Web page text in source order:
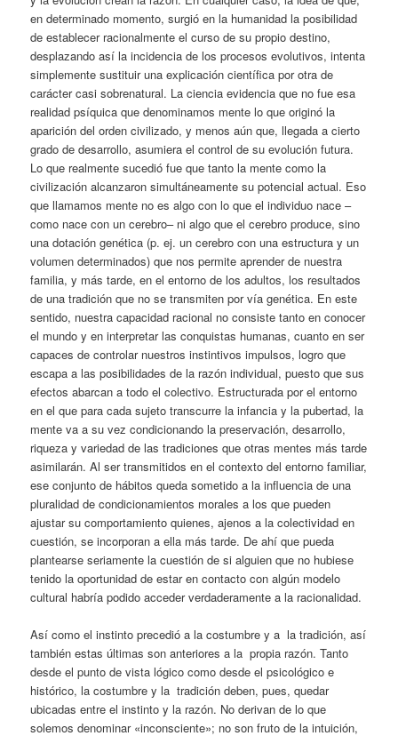
en determinado momento, surgió en la humanidad la posibilidad
de establecer racionalmente el curso de su propio destino,
desplazando así la incidencia de los procesos evolutivos, intenta
simplemente sustituir una explicación científica por otra de
carácter casi sobrenatural. La ciencia evidencia que no fue esa
realidad psíquica que denominamos mente lo que originó la
aparición del orden civilizado, y menos aún que, llegada a cierto
grado de desarrollo, asumiera el control de su evolución futura.
Lo que realmente sucedió fue que tanto la mente como la
civilización alcanzaron simultáneamente su potencial actual. Eso
que llamamos mente no es algo con lo que el individuo nace –
como nace con un cerebro– ni algo que el cerebro produce, sino
una dotación genética (p. ej. un cerebro con una estructura y un
volumen determinados) que nos permite aprender de nuestra
familia, y más tarde, en el entorno de los adultos, los resultados
de una tradición que no se transmiten por vía genética. En este
sentido, nuestra capacidad racional no consiste tanto en conocer
el mundo y en interpretar las conquistas humanas, cuanto en ser
capaces de controlar nuestros instintivos impulsos, logro que
escapa a las posibilidades de la razón individual, puesto que sus
efectos abarcan a todo el colectivo. Estructurada por el entorno
en el que para cada sujeto transcurre la infancia y la pubertad, la
mente va a su vez condicionando la preservación, desarrollo,
riqueza y variedad de las tradiciones que otras mentes más tarde
asimilarán. Al ser transmitidos en el contexto del entorno familiar,
ese conjunto de hábitos queda sometido a la influencia de una
pluralidad de condicionamientos morales a los que pueden
ajustar su comportamiento quienes, ajenos a la colectividad en
cuestión, se incorporan a ella más tarde. De ahí que pueda
plantearse seriamente la cuestión de si alguien que no hubiese
tenido la oportunidad de estar en contacto con algún modelo
cultural habría podido acceder verdaderamente a la racionalidad.
Así como el instinto precedió a la costumbre y a la tradición, así
también estas últimas son anteriores a la propia razón. Tanto
desde el punto de vista lógico como desde el psicológico e
histórico, la costumbre y la tradición deben, pues, quedar
ubicadas entre el instinto y la razón. No derivan de lo que
solemos denominar «inconsciente»; no son fruto de la intuición,